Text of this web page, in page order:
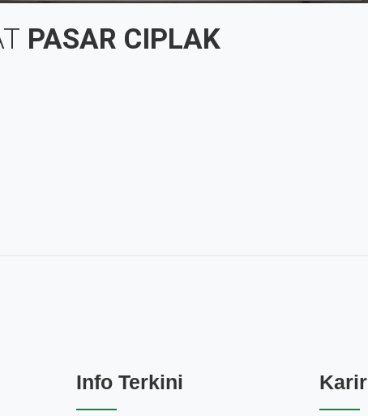
PASAR CIPLAK
Info Terkini Karir